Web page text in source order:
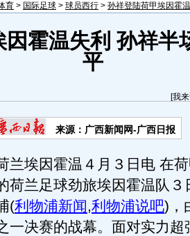
育 > 国际足球 > 球员西行 > 孙祥登陆荷甲埃因霍温
因霍温失利 孙祥半
平
[我
来源：广西新闻网-广西日报
因霍温４月３日电 在荷
荷兰足球劲旅埃因霍温队３
(利物浦新闻,利物浦说吧)
一决赛的战幕。面对实力超